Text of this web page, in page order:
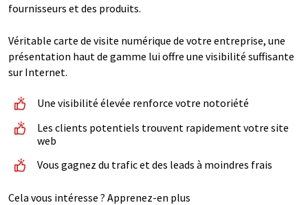
fournisseurs et des produits.
Véritable carte de visite numérique de votre entreprise, une
présentation haut de gamme lui offre une visibilité suffisante
sur Internet.
Une visibilité élevée renforce votre notoriété
Les clients potentiels trouvent rapidement votre site
web
Vous gagnez du trafic et des leads à moindres frais
Cela vous intéresse ? Apprenez-en plus